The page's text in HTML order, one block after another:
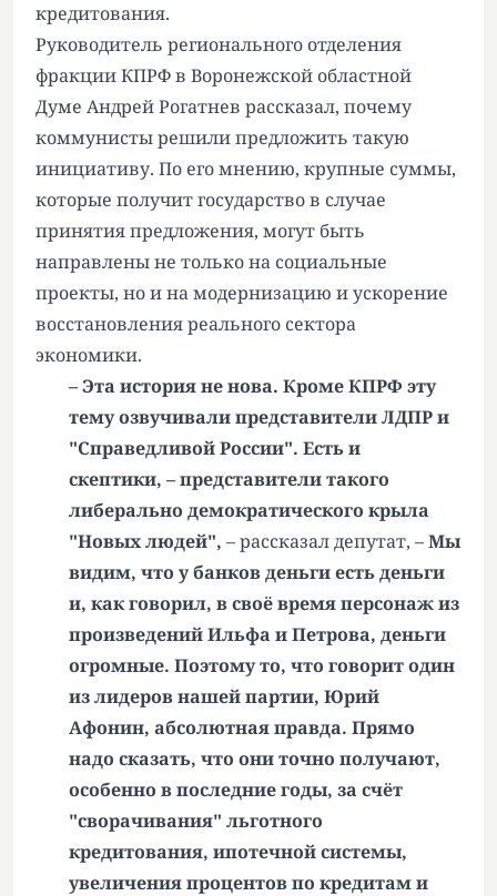
кредитования.
Руководитель регионального отделения
фракции КПРФ в Воронежской областной
Думе Андрей Рогатнев рассказал, почему
коммунисты решили предложить такую
инициативу. По его мнению, крупные суммы,
которые получит государство в случае
принятия предложения, могут быть
направлены не только на социальные
проекты, но и на модернизацию и ускорение
восстановления реального сектора
экономики.
– Эта история не нова. Кроме КПРФ эту
тему озвучивали представители ЛДПР и
"Справедливой России". Есть и
скептики, – представители такого
либерально демократического крыла
"Новых людей", – рассказал депутат, –Мы
видим, что у банков деньги есть деньги
и, как говорил, в своё время персонаж из
произведений Ильфа и Петрова, деньги
огромные. Поэтому то, что говорит один
из лидеров нашей партии, Юрий
Афонин, абсолютная правда. Прямо
надо сказать, что они точно получают,
особенно в последние годы, за счёт
"сворачивания" льготного
кредитования, ипотечной системы,
увеличения процентов по кредитам и